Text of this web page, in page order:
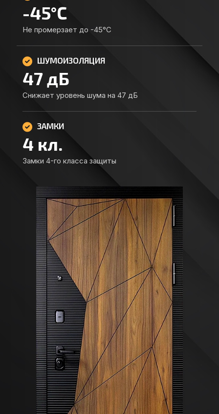
-45°C
Не промерзает до -45°C
ШУМОИЗОЛЯЦИЯ
47дБ
Снижает уровень шума на 47 дБ
ЗАМКИ
4 кл.
Замки 4-го класса защиты